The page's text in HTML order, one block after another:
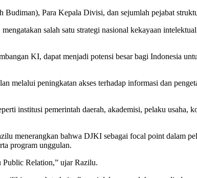
Para Kepala Divisi, dan sejumlah pejabat
salah satu strategi nasional kekayaan
KI, dapat menjadi potensi besar bagi Indonesia
melalui peningkatan akses terhadap informasi dan
institusi pemerintah daerah, akademisi, pelaku usaha,
menerangkan bahwa DJKI sebagai focal point dalam
program unggulan.
Public Relation,” ujar Razilu.